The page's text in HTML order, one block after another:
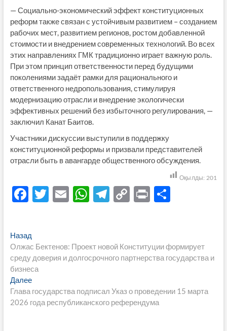
— Социально-экономический эффект конституционных
реформ также связан с устойчивым развитием – созданием
рабочих мест, развитием регионов, ростом добавленной
стоимости и внедрением современных технологий. Во всех
этих направлениях ГМК традиционно играет важную роль.
При этом принцип ответственности перед будущими
поколениями задаёт рамки для рационального и
ответственного недропользования, стимулируя
модернизацию отрасли и внедрение экологически
эффективных решений без избыточного регулирования, —
заключил Канат Баитов.
Участники дискуссии выступили в поддержку
конституционной реформы и призвали представителей
отрасли быть в авангарде общественного обсуждения.
Оқылды: 201
F
b
o
o
k
T
er
E W
s
A
p
T
gr
a
C
y
Li
k
P О
а
в
ть
Навигация
по
записям
НазадПредыдущая
запись:
Олжас Бектенов: Проект новой Конституции формирует
среду доверия и долгосрочного партнерства государства и
бизнеса
ДалееСледующая
запись:
Глава государства подписал Указ о проведении 15 марта
2026 года республиканского референдума